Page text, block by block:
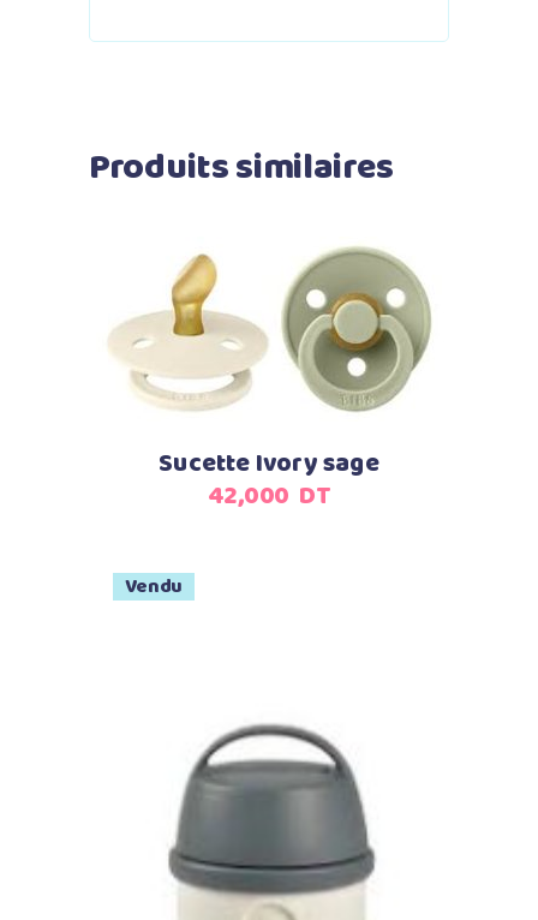
Produits similaires
Ajouter au panier
Sucette Ivory sage
42,000 DT
Vendu
Lire la suite